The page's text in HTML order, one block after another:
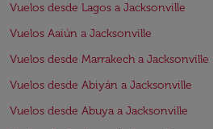
Vuelos desde Lagos a Jacksonville
Vuelos Aaiún a Jacksonville
Vuelos desde Marrakech a Jacksonville
Vuelos desde Abiyán a Jacksonville
Vuelos desde Abuya a Jacksonville